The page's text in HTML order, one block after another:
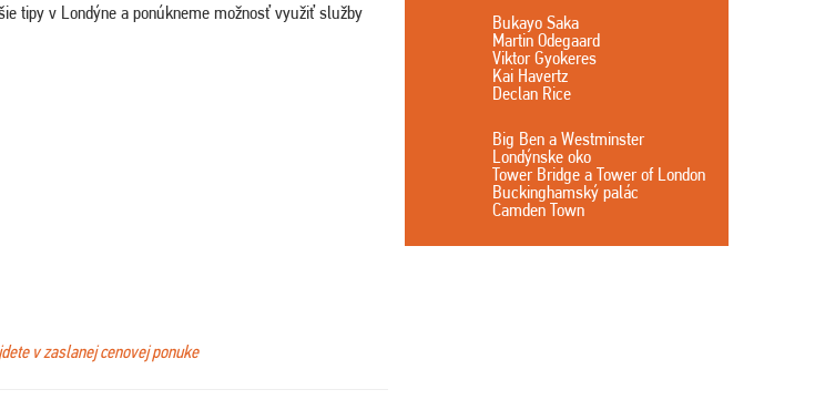
tipy v Londýne a ponúkneme možnosť využiť služby
v zaslanej cenovej ponuke
Bukayo Saka
Martin Odegaard
Viktor Gyokeres
Kai Havertz
Declan Rice
Big Ben a Westminster
Londýnske oko
Tower Bridge a Tower of London
Buckinghamský palác
Camden Town